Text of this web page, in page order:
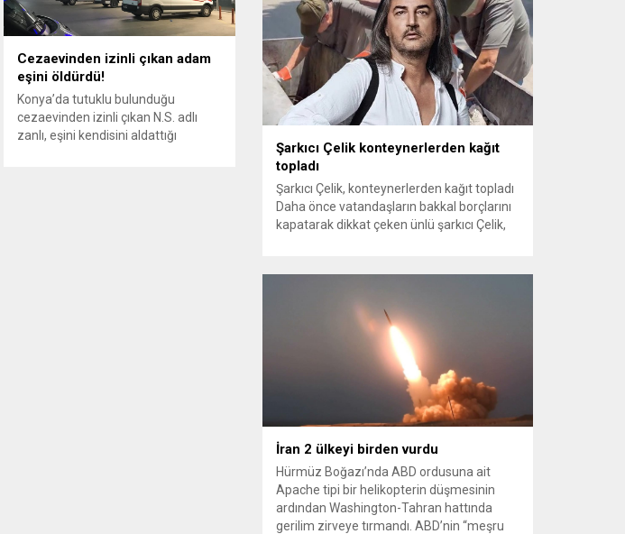
Cezaevinden izinli çıkan adam
eşini öldürdü!
Konya’da tutuklu bulunduğu
cezaevinden izinli çıkan N.S. adlı
zanlı, eşini kendisini aldattığı
Şarkıcı Çelik konteynerlerden kağıt
topladı
Şarkıcı Çelik, konteynerlerden kağıt topladı
Daha önce vatandaşların bakkal borçlarını
kapatarak dikkat çeken ünlü şarkıcı Çelik,
kağıt toplayarak geçimini sağlayan Serpil
konteynerlerden kağıt topladı. Ünlü şarkıcı
Çelik, Samsun’un İlkadım ilçesinde çöpten
İran 2 ülkeyi birden vurdu
Hürmüz Boğazı’nda ABD ordusuna ait
Apache tipi bir helikopterin düşmesinin
ardından Washington-Tahran hattında
gerilim zirveye tırmandı. ABD’nin “meşru